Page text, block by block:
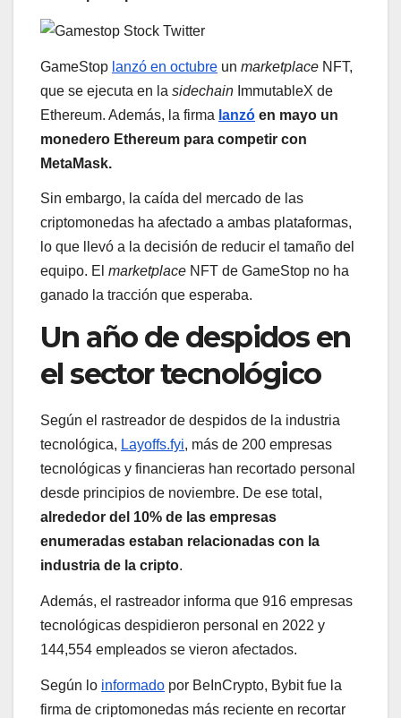
GameStop lanzó en octubre un marketplace NFT,
que se ejecuta en la sidechain ImmutableX de
Ethereum. Además, la firma lanzó en mayo un
monedero Ethereum para competir con
MetaMask.
Sin embargo, la caída del mercado de las
criptomonedas ha afectado a ambas plataformas,
lo que llevó a la decisión de reducir el tamaño del
equipo. El marketplace NFT de GameStop no ha
ganado la tracción que esperaba.
Un año de despidos en
el sector tecnológico
Según el rastreador de despidos de la industria
tecnológica, Layoffs.fyi, más de 200 empresas
tecnológicas y financieras han recortado personal
desde principios de noviembre. De ese total,
alrededor del 10% de las empresas
enumeradas estaban relacionadas con la
industria de la cripto.
Además, el rastreador informa que 916 empresas
tecnológicas despidieron personal en 2022 y
144,554 empleados se vieron afectados.
Según lo informado por BeInCrypto, Bybit fue la
firma de criptomonedas más reciente en recortar